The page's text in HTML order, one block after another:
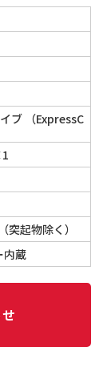
ブ （ExpressC
起物除く）
内蔵